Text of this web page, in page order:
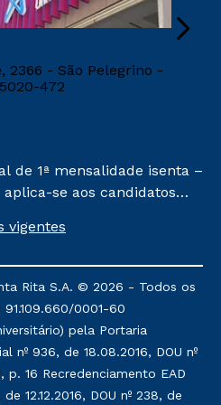
2366 - São Pelegrino -
472
de 1ª mensalidade isenta –
se aos candidatos
que ofertam bolsas
não tenham efetivado
ou trancado sua
da Cruzeiro do
de 1 ano. Tais condições
de Medicina, e também
Prouni e outros
vigentes
Rita S.A. © 2026 - Todos os
0001-60
pela Portaria
nº 936, de 18.08.2016, DOU nº
p. 16 Recredenciamento EAD
12.12.2016, DOU nº 238, de